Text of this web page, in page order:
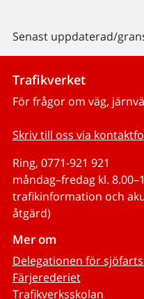
Senast uppdaterad/
Trafikverket
För frågor om väg,
Skriv till oss via
Ring, 0771-921 921
måndag–fredag kl.
trafikinformation och
åtgärd)
Mer om
Delegationen för
Färjerederiet
Trafikverksskolan